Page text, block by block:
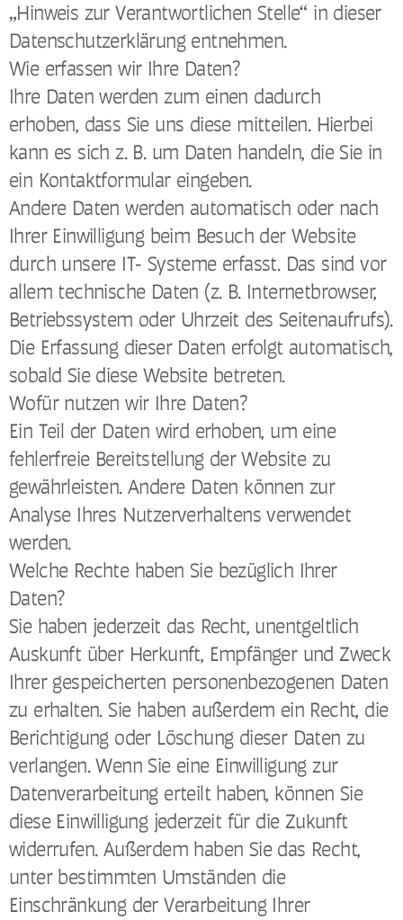
„Hinweis zur Verantwortlichen Stelle“ in dieser
Datenschutzerklärung entnehmen.
Wie erfassen wir Ihre Daten?
Ihre Daten werden zum einen dadurch
erhoben, dass Sie uns diese mitteilen. Hierbei
kann es sich z. B. um Daten handeln, die Sie in
ein Kontaktformular eingeben.
Andere Daten werden automatisch oder nach
Ihrer Einwilligung beim Besuch der Website
durch unsere IT- Systeme erfasst. Das sind vor
allem technische Daten (z. B. Internetbrowser,
Betriebssystem oder Uhrzeit des Seitenaufrufs).
Die Erfassung dieser Daten erfolgt automatisch,
sobald Sie diese Website betreten.
Wofür nutzen wir Ihre Daten?
Ein Teil der Daten wird erhoben, um eine
fehlerfreie Bereitstellung der Website zu
gewährleisten. Andere Daten können zur
Analyse Ihres Nutzerverhaltens verwendet
werden.
Welche Rechte haben Sie bezüglich Ihrer
Daten?
Sie haben jederzeit das Recht, unentgeltlich
Auskunft über Herkunft, Empfänger und Zweck
Ihrer gespeicherten personenbezogenen Daten
zu erhalten. Sie haben außerdem ein Recht, die
Berichtigung oder Löschung dieser Daten zu
verlangen. Wenn Sie eine Einwilligung zur
Datenverarbeitung erteilt haben, können Sie
diese Einwilligung jederzeit für die Zukunft
widerrufen. Außerdem haben Sie das Recht,
unter bestimmten Umständen die
Einschränkung der Verarbeitung Ihrer